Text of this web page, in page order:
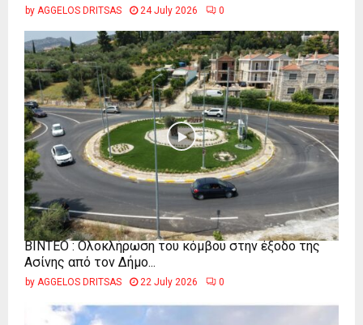
by AGGELOS DRITSAS 24 July 2026 0
ΒΙΝΤΕΟ : Ολοκλήρωση του κόμβου στην έξοδο της
Ασίνης από τον Δήμο...
by AGGELOS DRITSAS 22 July 2026 0